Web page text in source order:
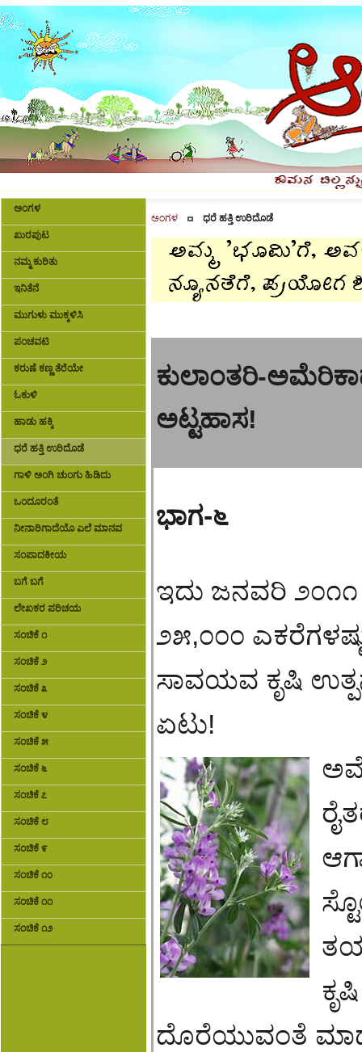
ಅಂಗಳ
ಖುರಪುಟ
ನಮ್ಮ ಕುರಿತು
ಇನಿತೆನೆ
ಮುಗುಳು ಮುಕ್ಕಳಿಸಿ
ಪಂಚವಟಿ
ಕರುಣೆ ಕಣ್ಣ ತೆರೆಯೇ
ಓಕುಳಿ
ಹಾಡು ಹಕ್ಕಿ
ಧರೆ ಹತ್ತಿ ಉರಿದೊಡೆ
ಗಾಳಿ ಅಂಗಿ ಚುಂಗು ಹಿಡಿದು
ಒಂದೂರಂತೆ
ನೀನಾರಿಗಾದೆಯೊ ಎಲೆ ಮಾನವ
ಸಂಪಾದಕೀಯ
ಬಗೆ ಬಗೆ
ಲೇಖಕರ ಪರಿಚಯ
ಸಂಚಿಕೆ ೧
ಸಂಚಿಕೆ ೨
ಸಂಚಿಕೆ ೩
ಸಂಚಿಕೆ ೪
ಸಂಚಿಕೆ ೫
ಸಂಚಿಕೆ ೬
ಸಂಚಿಕೆ ೭
ಸಂಚಿಕೆ ೮
ಸಂಚಿಕೆ ೯
ಸಂಚಿಕೆ ೧೦
ಸಂಚಿಕೆ ೧೧
ಸಂಚಿಕೆ ೧೨
ಅಂಗಳ ಧರೆ ಹತ್ತಿ ಉರಿದೊಡೆ
ಕುಲಾಂತರಿ-
ಅಟ್ಟಹಾಸ!
ಭಾಗ-೬
ಇದು ಜನವರಿ
೨೫,೦೦೦
ಸಾವಯವ ಕೃಷಿ
ಏಟು!
ದೊರೆಯುವಂತೆ